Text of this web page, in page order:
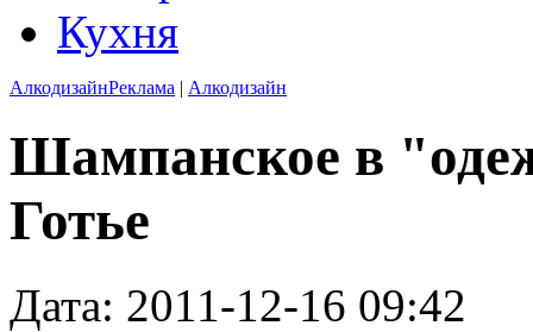
Кухня
АлкодизайнРеклама | Алкодизайн
Шампанское в
Готье
Дата: 2011-12-16 09:42